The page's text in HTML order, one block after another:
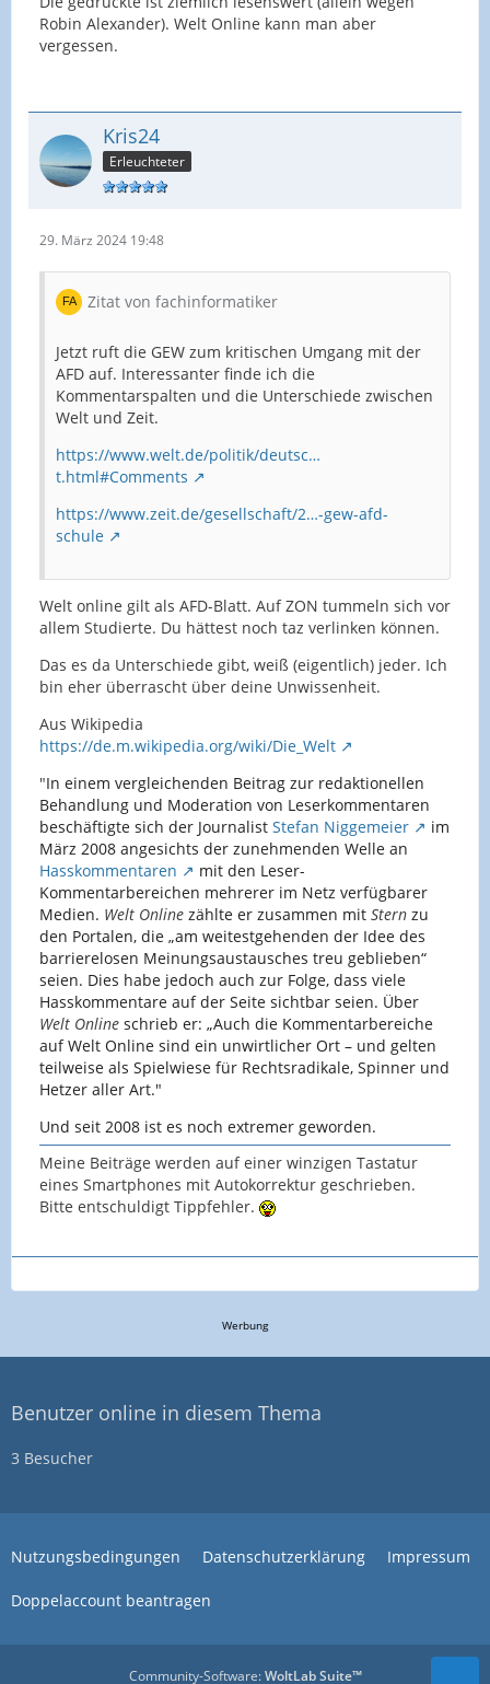
Robin Alexander). Welt Online kann man aber
vergessen.
Kris24
Erleuchteter
29. März 2024 19:48
Zitat von fachinformatiker
Jetzt ruft die GEW zum kritischen Umgang mit der
AFD auf. Interessanter finde ich die
Kommentarspalten und die Unterschiede zwischen
Welt und Zeit.
https://www.welt.de/politik/deutsc…
t.html#Comments
https://www.zeit.de/gesellschaft/2…-gew-afd-
schule
Welt online gilt als AFD-Blatt. Auf ZON tummeln sich vor
allem Studierte. Du hättest noch taz verlinken können.
Das es da Unterschiede gibt, weiß (eigentlich) jeder. Ich
bin eher überrascht über deine Unwissenheit.
Aus Wikipedia
https://de.m.wikipedia.org/wiki/Die_Welt
"In einem vergleichenden Beitrag zur redaktionellen
Behandlung und Moderation von Leserkommentaren
beschäftigte sich der Journalist Stefan Niggemeier
im
März 2008 angesichts der zunehmenden Welle an
Hasskommentaren
mit den Leser-
Kommentarbereichen mehrerer im Netz verfügbarer
Medien. Welt Online zählte er zusammen mit Stern zu
den Portalen, die „am weitestgehenden der Idee des
barrierelosen Meinungsaustausches treu geblieben“
seien. Dies habe jedoch auch zur Folge, dass viele
Hasskommentare auf der Seite sichtbar seien. Über
Welt Online schrieb er: „Auch die Kommentarbereiche
auf Welt Online sind ein unwirtlicher Ort – und gelten
teilweise als Spielwiese für Rechtsradikale, Spinner und
Hetzer aller Art."
Und seit 2008 ist es noch extremer geworden.
Meine Beiträge werden auf einer winzigen Tastatur
eines Smartphones mit Autokorrektur geschrieben.
Bitte entschuldigt Tippfehler.
Werbung
Benutzer online in diesem Thema
3 Besucher
Nutzungsbedingungen Datenschutzerklärung Impressum
Doppelaccount beantragen
Community-Software:WoltLab Suite™